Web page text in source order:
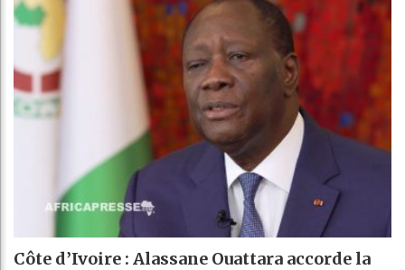
Côte d’Ivoire : Alassane Ouattara accorde la